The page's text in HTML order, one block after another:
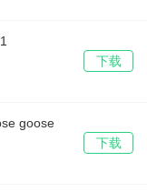
下载
goose
下载